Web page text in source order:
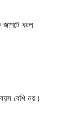
ধরল
বেশি নয়।